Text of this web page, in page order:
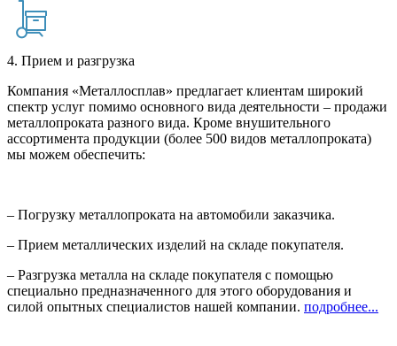
4. Прием и разгрузка
Компания «Металлосплав» предлагает клиентам широкий
спектр услуг помимо основного вида деятельности – продажи
металлопроката разного вида. Кроме внушительного
ассортимента продукции (более 500 видов металлопроката)
мы можем обеспечить:
– Погрузку металлопроката на автомобили заказчика.
– Прием металлических изделий на складе покупателя.
– Разгрузка металла на складе покупателя с помощью
специально предназначенного для этого оборудования и
силой опытных специалистов нашей компании. подробнее...